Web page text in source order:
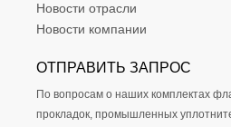
Новости отрасли
Новости компании
ОТПРАВИТЬ ЗАПРОС
По вопросам о наших комплектах
прокладок, промышленных